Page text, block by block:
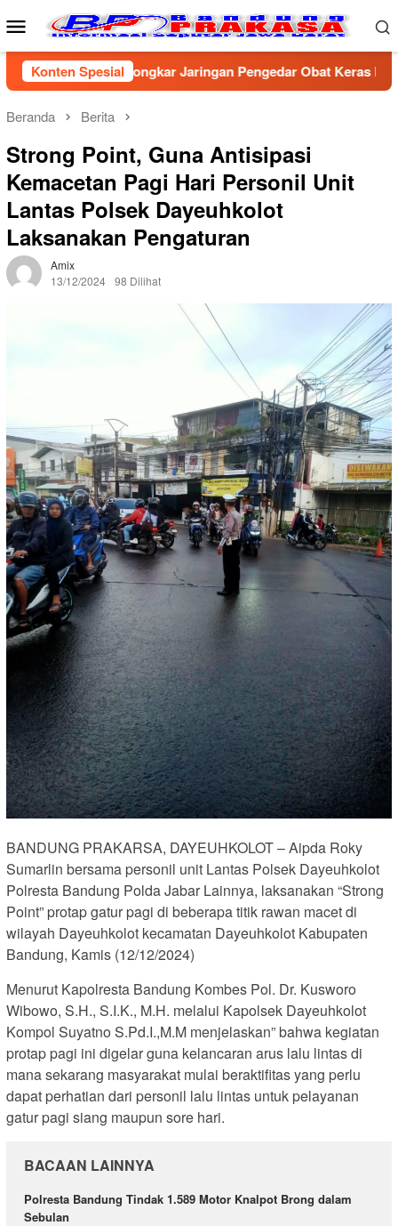
ke
Menu
Mobile
Konten Spesial
Bongkar Jaringan Pengedar Obat Keras Ilegal, Dua
Beranda Berita
Strong Point, Guna Antisipasi
Kemacetan Pagi Hari Personil Unit
Lantas Polsek Dayeuhkolot
Laksanakan Pengaturan
Amix
13/12/2024 98 Dilihat
BANDUNG PRAKARSA, DAYEUHKOLOT – Aipda Roky
Sumarlin bersama personil unit Lantas Polsek Dayeuhkolot
Polresta Bandung Polda Jabar Lainnya, laksanakan “Strong
Point” protap gatur pagi di beberapa titik rawan macet di
wilayah Dayeuhkolot kecamatan Dayeuhkolot Kabupaten
Bandung, Kamis (12/12/2024)
Menurut Kapolresta Bandung Kombes Pol. Dr. Kusworo
Wibowo, S.H., S.I.K., M.H. melalui Kapolsek Dayeuhkolot
Kompol Suyatno S.Pd.I.,M.M menjelaskan” bahwa kegiatan
protap pagi ini digelar guna kelancaran arus lalu lintas di
mana sekarang masyarakat mulai beraktifitas yang perlu
dapat perhatian dari personil lalu lintas untuk pelayanan
gatur pagi siang maupun sore hari.
BACAAN LAINNYA
Polresta Bandung Tindak 1.589 Motor Knalpot Brong dalam
Sebulan